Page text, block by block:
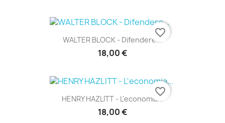
WALTER BLOCK - Difendere...
18,00 €
favorite_border
HENRY HAZLITT - L'economia...
18,00 €
favorite_border